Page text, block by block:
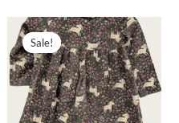
Sale!
Sale!
Algne
hind
oli:
3,90 €.
Praegune
hind
on:
2,50 €.